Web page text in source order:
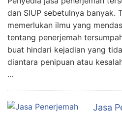
dan SIUP sebetulnya banyak.
memerlukan ilmu yang
tentang penerjemah
buat hindari kejadian yang
diantara penipuan atau
…
Jasa